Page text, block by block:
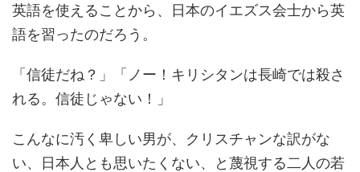
英語を使えることから、日本のイエズス会士から英
語を習ったのだろう。
「信徒だね？」「ノー！キリシタンは長崎では殺さ
れる。信徒じゃない！」
こんなに汚く卑しい男が、クリスチャンな訳がな
い、日本人とも思いたくない、と蔑視する二人の若